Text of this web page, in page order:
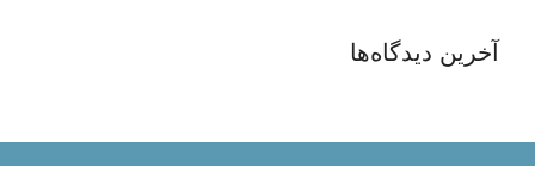
آخرین دیدگاه‌ها